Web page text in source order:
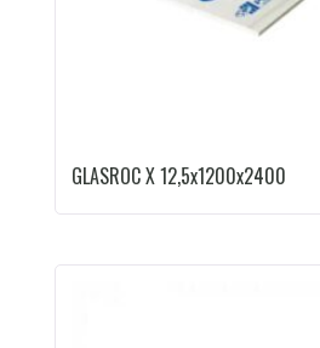
GLASROC X 12,5x1200x2400